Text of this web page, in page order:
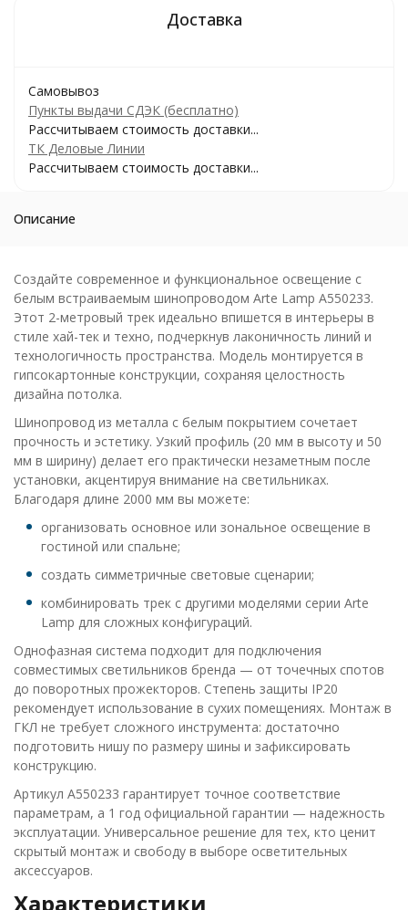
Самовывоз
Пункты выдачи СДЭК (бесплатно)
Рассчитываем стоимость доставки...
ТК Деловые Линии
Рассчитываем стоимость доставки...
Описание
Создайте современное и функциональное освещение с
белым встраиваемым шинопроводом Arte Lamp A550233.
Этот 2-метровый трек идеально впишется в интерьеры в
стиле хай-тек и техно, подчеркнув лаконичность линий и
технологичность пространства. Модель монтируется в
гипсокартонные конструкции, сохраняя целостность
дизайна потолка.
Шинопровод из металла с белым покрытием сочетает
прочность и эстетику. Узкий профиль (20 мм в высоту и 50
мм в ширину) делает его практически незаметным после
установки, акцентируя внимание на светильниках.
Благодаря длине 2000 мм вы можете:
организовать основное или зональное освещение в
гостиной или спальне;
создать симметричные световые сценарии;
комбинировать трек с другими моделями серии Arte
Lamp для сложных конфигураций.
Однофазная система подходит для подключения
совместимых светильников бренда — от точечных спотов
до поворотных прожекторов. Степень защиты IP20
рекомендует использование в сухих помещениях. Монтаж в
ГКЛ не требует сложного инструмента: достаточно
подготовить нишу по размеру шины и зафиксировать
конструкцию.
Артикул A550233 гарантирует точное соответствие
параметрам, а 1 год официальной гарантии — надежность
эксплуатации. Универсальное решение для тех, кто ценит
скрытый монтаж и свободу в выборе осветительных
аксессуаров.
Характеристики